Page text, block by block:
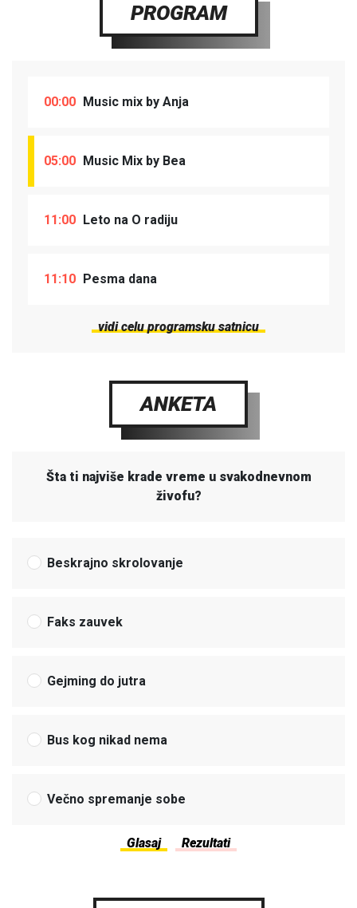
PROGRAM
00:00 Music mix by Anja
05:00 Music Mix by Bea
11:00 Leto na O radiju
11:10 Pesma dana
vidi celu programsku satnicu
ANKETA
Šta ti najviše krade vreme u svakodnevnom
živofu?
Beskrajno skrolovanje
Faks zauvek
Gejming do jutra
Bus kog nikad nema
Večno spremanje sobe